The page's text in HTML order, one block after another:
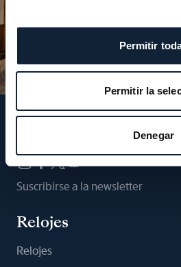
Permitir
Permitir la
Denegar
Suscribirse a la newsletter
Relojes
Relojes